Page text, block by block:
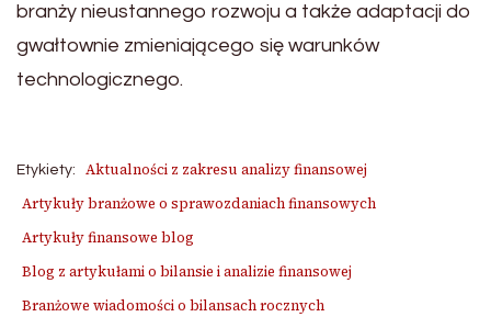
branży nieustannego rozwoju a także adaptacji do
gwałtownie zmieniającego się warunków
technologicznego.
Etykiety:
Aktualności z zakresu analizy finansowej
Artykuły branżowe o sprawozdaniach finansowych
Artykuły finansowe blog
Blog z artykułami o bilansie i analizie finansowej
Branżowe wiadomości o bilansach rocznych